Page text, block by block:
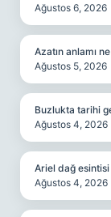
Ağustos 6, 2026
Azatın anlamı
Ağustos 5, 2026
Buzlukta tarihi
Ağustos 4, 2026
Ariel dağ
Ağustos 4, 2026